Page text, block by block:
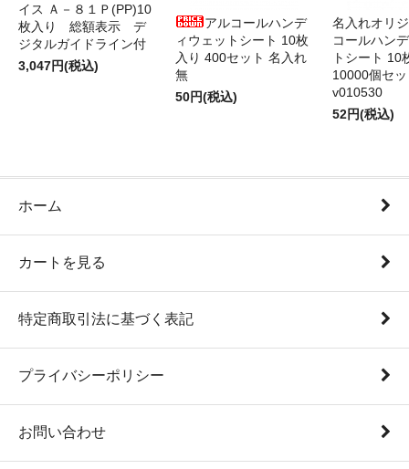
イス Ａ－８１Ｐ(PP)10
枚入り 総額表示 デ
ジタルガイドライン付
3,047円(税込)
アルコールハンデ
ィウェットシート 10枚
入り 400セット 名入れ
無
50円(税込)
名入れオリ
コールハン
トシート 10
10000個セ
v010530
52円(税込)
ホーム
カートを見る
特定商取引法に基づく表記
プライバシーポリシー
お問い合わせ